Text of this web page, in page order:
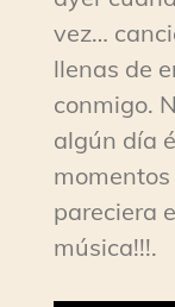
vez…
llenas de
conmigo.
algún día
pareciera
música!!!.